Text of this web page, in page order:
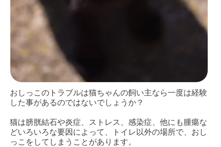
おしっこのトラブルは猫ちゃんの飼い主なら一度は経験
した事があるのではないでしょうか？
猫は膀胱結石や炎症、ストレス、感染症、他にも腫瘍な
どいろいろな要因によって、トイレ以外の場所で、おし
っこをしてしまうことがあります。